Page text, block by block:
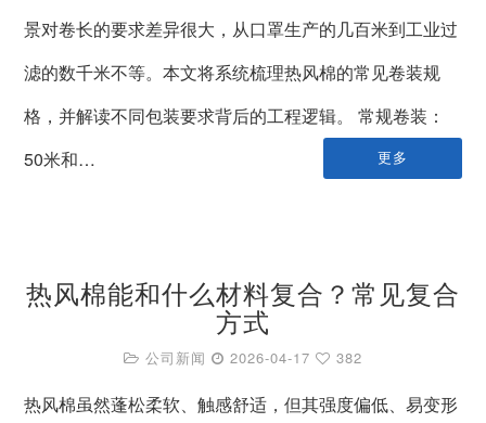
景对卷长的要求差异很大，从口罩生产的几百米到工业过
滤的数千米不等。本文将系统梳理热风棉的常见卷装规
格，并解读不同包装要求背后的工程逻辑。 常规卷装：
50米和…
更多
热风棉能和什么材料复合？常见复合
方式
公司新闻 2026-04-17 382
热风棉虽然蓬松柔软、触感舒适，但其强度偏低、易变形